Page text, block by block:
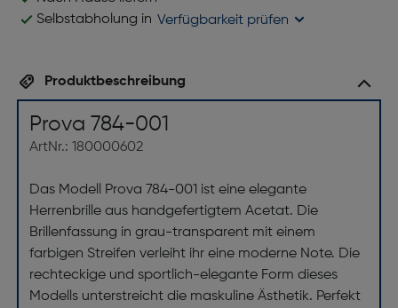
Selbstabholung in Verfügbarkeit prüfen
Produktbeschreibung
Prova 784-001
ArtNr.: 180000602
Das Modell Prova 784-001 ist eine elegante
Herrenbrille aus handgefertigtem Acetat. Die
Brillenfassung in grau-transparent mit einem
farbigen Streifen verleiht ihr eine moderne Note. Die
rechteckige und sportlich-elegante Form dieses
Modells unterstreicht die maskuline Ästhetik. Perfekt